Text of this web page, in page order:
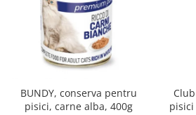
BUNDY, conserva pentru
pisici, carne alba, 400g